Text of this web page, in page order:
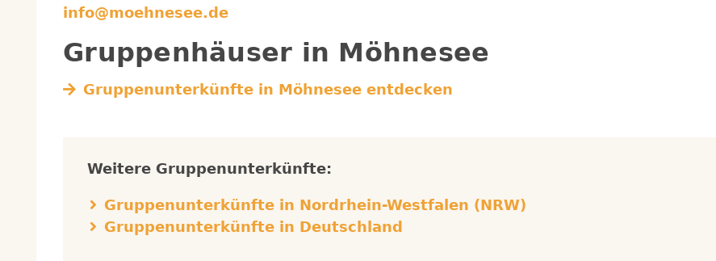
info@moehnesee.de
Gruppenhäuser in Möhnesee
Gruppenunterkünfte in Möhnesee entdecken
Weitere Gruppenunterkünfte:
Gruppenunterkünfte in Nordrhein-Westfalen (NRW)
Gruppenunterkünfte in Deutschland